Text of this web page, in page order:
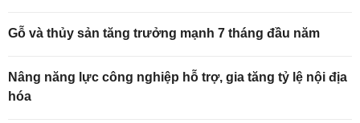
Gỗ và thủy sản tăng trưởng mạnh 7 tháng đầu năm
Nâng năng lực công nghiệp hỗ trợ, gia tăng tỷ lệ nội địa
hóa